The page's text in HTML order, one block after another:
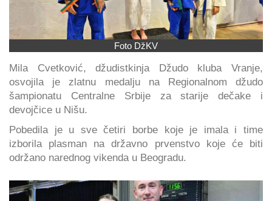
Foto DžKV
Mila Cvetković, džudistkinja Džudo kluba Vranje,
osvojila je zlatnu medalju na Regionalnom džudo
šampionatu Centralne Srbije za starije dečake i
devojčice u Nišu.
Pobedila je u sve četiri borbe koje je imala i time
izborila plasman na državno prvenstvo koje će biti
održano narednog vikenda u Beogradu.